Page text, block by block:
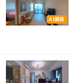
AI講房